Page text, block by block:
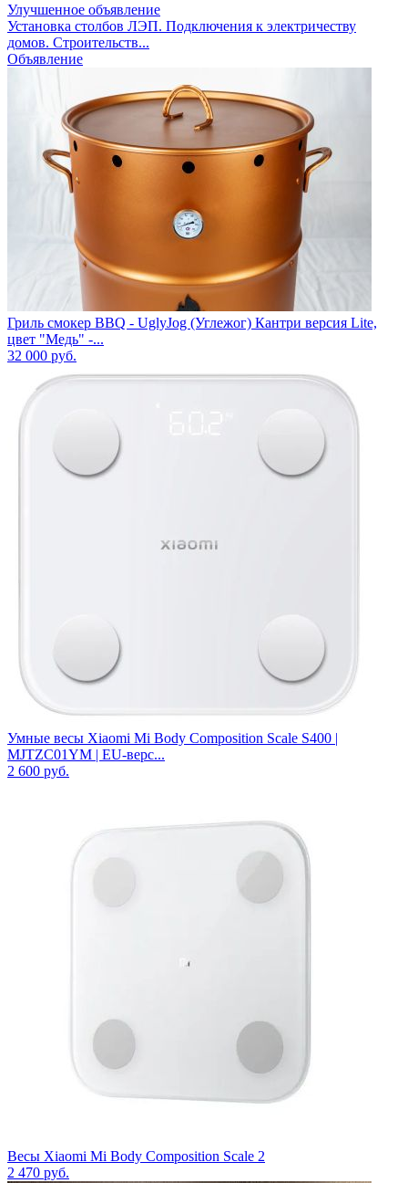
Улучшенное объявление
Установка столбов ЛЭП. Подключения к электричеству
домов. Строительств...
Объявление
Гриль смокер BBQ - UglyJog (Углежог) Кантри версия Lite,
цвет "Медь" -...
32 000 руб.
Умные весы Xiaomi Mi Body Composition Scale S400 |
MJTZC01YM | EU-верс...
2 600 руб.
Весы Xiaomi Mi Body Composition Scale 2
2 470 руб.